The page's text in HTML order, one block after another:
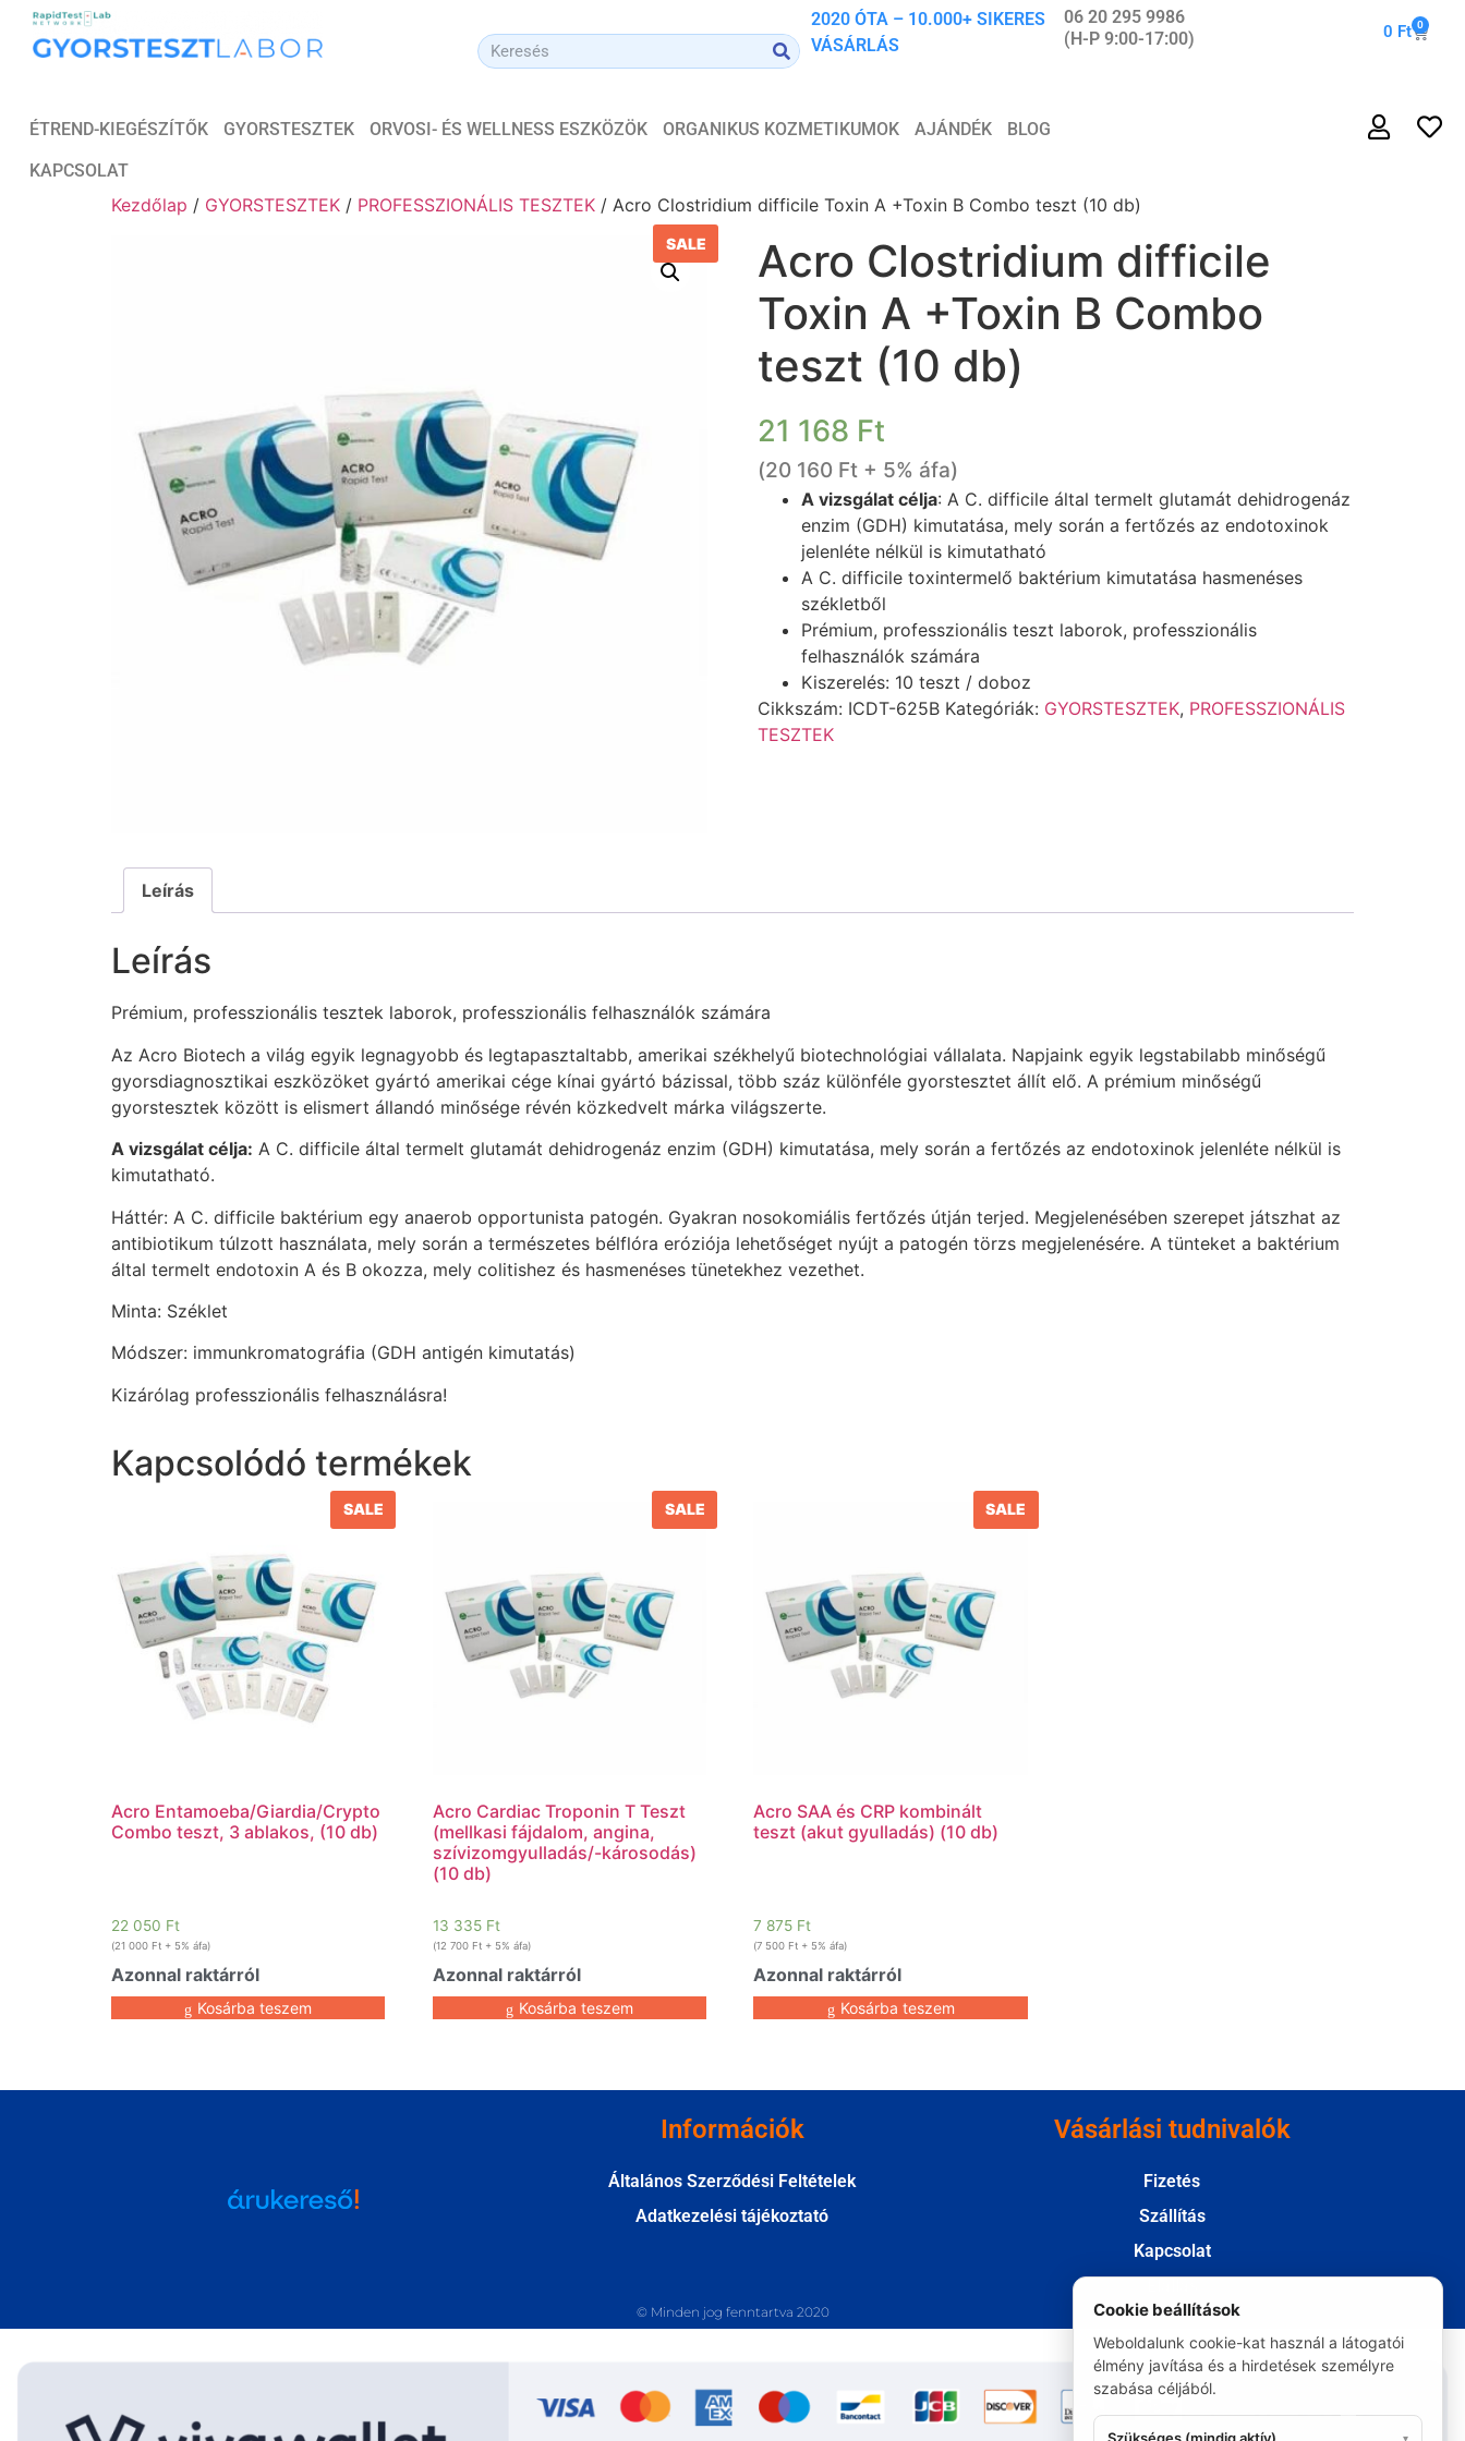
2020 ÓTA – 10.000+ SIKERES
VÁSÁRLÁS
06 20 295 9986
(H-P 9:00-17:00)
0 Ft 0
ÉTREND-KIEGÉSZÍTŐK GYORSTESZTEK ORVOSI- ÉS WELLNESS ESZKÖZÖK ORGANIKUS KOZMETIKUMOK AJÁNDÉK
BLOG
KAPCSOLAT
Kezdőlap / GYORSTESZTEK / PROFESSZIONÁLIS TESZTEK / Acro Clostridium difficile Toxin A +Toxin B Combo teszt (10 db)
SALE
Acro Clostridium difficile
Toxin A +Toxin B Combo
teszt (10 db)
21 168 Ft
(20 160 Ft+ 5% áfa)
A vizsgálat célja: A C. difficile által termelt glutamát dehidrogenáz
enzim (GDH) kimutatása, mely során a fertőzés az endotoxinok
jelenléte nélkül is kimutatható
A C. difficile toxintermelő baktérium kimutatása hasmenéses
székletből
Prémium, professzionális teszt laborok, professzionális
felhasználók számára
Kiszerelés: 10 teszt / doboz
Cikkszám: ICDT-625B Kategóriák: GYORSTESZTEK, PROFESSZIONÁLIS
TESZTEK
Leírás
Leírás
Prémium, professzionális tesztek laborok, professzionális felhasználók számára
Az Acro Biotech a világ egyik legnagyobb és legtapasztaltabb, amerikai székhelyű biotechnológiai vállalata. Napjaink egyik legstabilabb minőségű
gyorsdiagnosztikai eszközöket gyártó amerikai cége kínai gyártó bázissal, több száz különféle gyorstesztet állít elő. A prémium minőségű
gyorstesztek között is elismert állandó minősége révén közkedvelt márka világszerte.
A vizsgálat célja: A C. difficile által termelt glutamát dehidrogenáz enzim (GDH) kimutatása, mely során a fertőzés az endotoxinok jelenléte nélkül is
kimutatható.
Háttér: A C. difficile baktérium egy anaerob opportunista patogén. Gyakran nosokomiális fertőzés útján terjed. Megjelenésében szerepet játszhat az
antibiotikum túlzott használata, mely során a természetes bélflóra eróziója lehetőséget nyújt a patogén törzs megjelenésére. A tünteket a baktérium
által termelt endotoxin A és B okozza, mely colitishez és hasmenéses tünetekhez vezethet.
Minta: Széklet
Módszer: immunkromatográfia (GDH antigén kimutatás)
Kizárólag professzionális felhasználásra!
Kapcsolódó termékek
SALE
Acro Entamoeba/Giardia/Crypto
Combo teszt, 3 ablakos, (10 db)
22 050 Ft
(21 000 Ft + 5% áfa)
Azonnal raktárról
Kosárba teszem
SALE
Acro Cardiac Troponin T Teszt
(mellkasi fájdalom, angina,
szívizomgyulladás/-károsodás)
(10 db)
13 335 Ft
(12 700 Ft+ 5% áfa)
Azonnal raktárról
Kosárba teszem
SALE
Acro SAA és CRP kombinált
teszt (akut gyulladás) (10 db)
7 875 Ft
(7 500 Ft + 5% áfa)
Azonnal raktárról
Kosárba teszem
Információk
Általános Szerződési Feltételek
Adatkezelési tájékoztató
Vásárlási tudnivalók
Fizetés
Szállítás
Kapcsolat
© Minden jog fenntartva 2020 Cookie beállítások
Weboldalunk cookie-kat használ a látogatói
élmény javítása és a hirdetések személyre
szabása céljából.
▾